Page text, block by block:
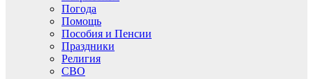
Погода
Помощь
Пособия и Пенсии
Праздники
Религия
СВО